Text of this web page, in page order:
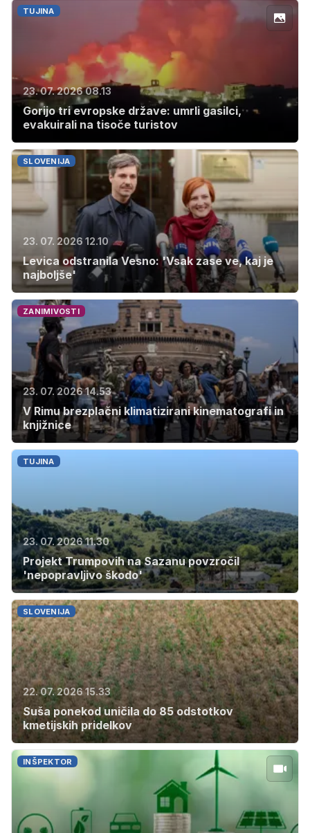
TUJINA
23. 07. 2026 08.13
Gorijo tri evropske države: umrli gasilci,
evakuirali na tisoče turistov
SLOVENIJA
23. 07. 2026 12.10
Levica odstranila Vesno: 'Vsak zase ve, kaj je
najboljše'
ZANIMIVOSTI
23. 07. 2026 14.53
V Rimu brezplačni klimatizirani kinematografi in
knjižnice
TUJINA
23. 07. 2026 11.30
Projekt Trumpovih na Sazanu povzročil
'nepopravljivo škodo'
SLOVENIJA
22. 07. 2026 15.33
Suša ponekod uničila do 85 odstotkov
kmetijskih pridelkov
INŠPEKTOR